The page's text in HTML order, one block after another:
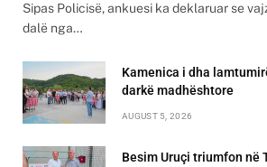
Sipas Policisë, ankuesi ka deklaruar se
dalë nga…
Kamenica i dha
darkë madhështore
AUGUST 5, 2026
Besim Uruçi triumfon në